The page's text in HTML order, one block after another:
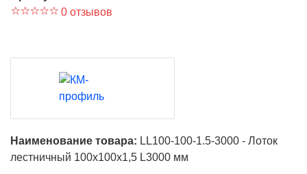
0 отзывов
Наименование товара: LL100-100-1.5-3000 - Лоток
лестничный 100х100х1,5 L3000 мм